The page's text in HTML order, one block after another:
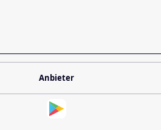
Anbieter